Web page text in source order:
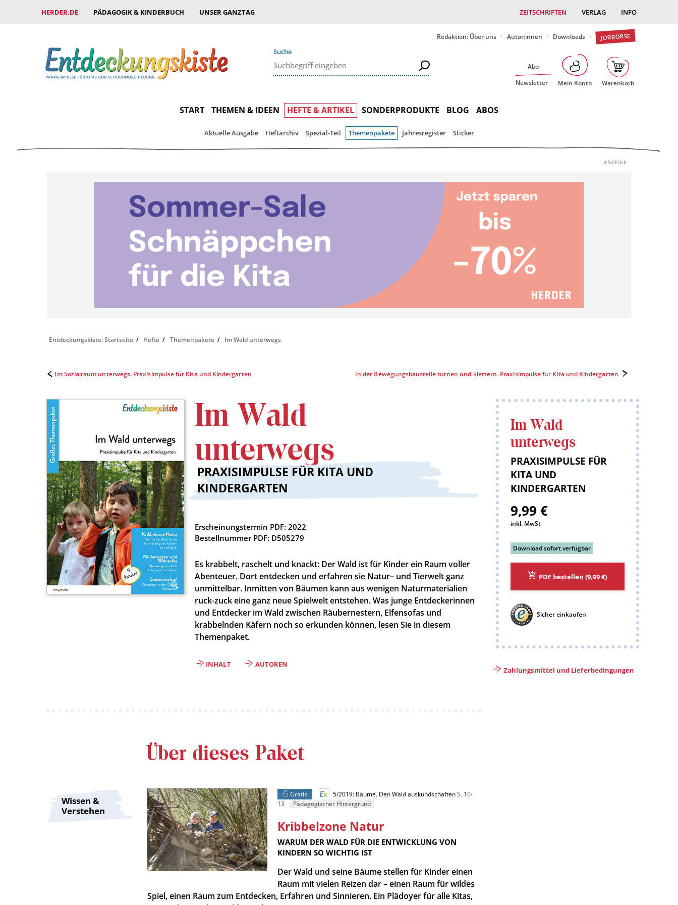
HERDER.DE PÄDAGOGIK & KINDERBUCH UNSER GANZTAG ZEITSCHRIFTEN VERLAG INFO
Redaktion: Über uns Autor:innen Downloads JOBBÖRSE
Suche
Abo
Newsletter
Mein Konto Warenkorb
START THEMEN & IDEEN HEFTE & ARTIKEL SONDERPRODUKTE BLOG ABOS
Aktuelle Ausgabe Heftarchiv Spezial-Teil Themenpakete Jahresregister Sticker
Entdeckungskiste: Startseite Hefte Themenpakete Im Wald unterwegs
Im Sozialraum unterwegs. Praxisimpulse für Kita und Kindergarten In der Bewegungsbaustelle turnen und klettern. Praxisimpulse für Kita und Kindergarten
Im Wald
unterwegs
:
PRAXISIMPULSE FÜR KITA UND
KINDERGARTEN
Erscheinungstermin PDF: 2022
Bestellnummer PDF: D505279
Es krabbelt, raschelt und knackt: Der Wald ist für Kinder ein Raum voller
Abenteuer. Dort entdecken und erfahren sie Natur– und Tierwelt ganz
unmittelbar. Inmitten von Bäumen kann aus wenigen Naturmaterialien
ruck-zuck eine ganz neue Spielwelt entstehen. Was junge Entdeckerinnen
und Entdecker im Wald zwischen Räubernestern, Elfensofas und
krabbelnden Käfern noch so erkunden können, lesen Sie in diesem
Themenpaket.
INHALT AUTOREN
Im Wald
unterwegs
:
PRAXISIMPULSE FÜR
KITA UND
KINDERGARTEN
9,99 €
inkl. MwSt
Download sofort verfügbar
PDF bestellen(9,99 €)
Sicher einkaufen
Zahlungsmittel und Lieferbedingungen
Über dieses Paket
Wissen &
Verstehen
Gratis 5/2019: Bäume. Den Wald auskundschaftenS. 10-
13
Pädagogischer Hintergrund
Kribbelzone Natur
:
WARUM DER WALD FÜR DIE ENTWICKLUNG VON
KINDERN SO WICHTIG IST
Der Wald und seine Bäume stellen für Kinder einen
Raum mit vielen Reizen dar – einen Raum für wildes
Spiel, einen Raum zum Entdecken, Erfahren und Sinnieren. Ein Plädoyer für alle Kitas,